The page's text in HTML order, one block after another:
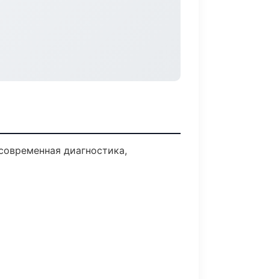
диагностика,